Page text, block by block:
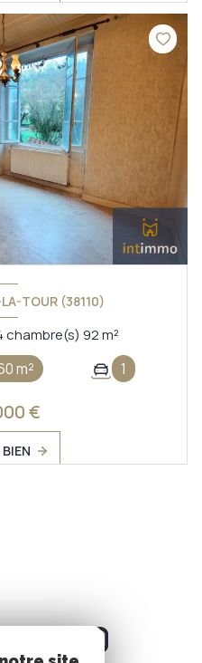
TOUR (38110)
Maison 5 pièce(s) 4 chambre(s) 92 m²
m² 1
€